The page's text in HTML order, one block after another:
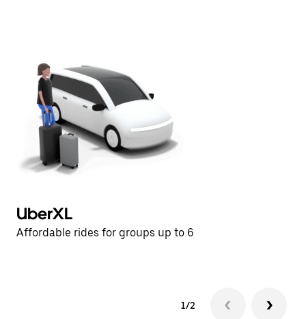
UberXL
Affordable rides for groups up to 6
1/2